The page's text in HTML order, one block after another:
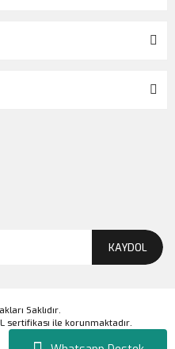
KAYDOL
Saklıdır.
sertifikası ile korunmaktadır.